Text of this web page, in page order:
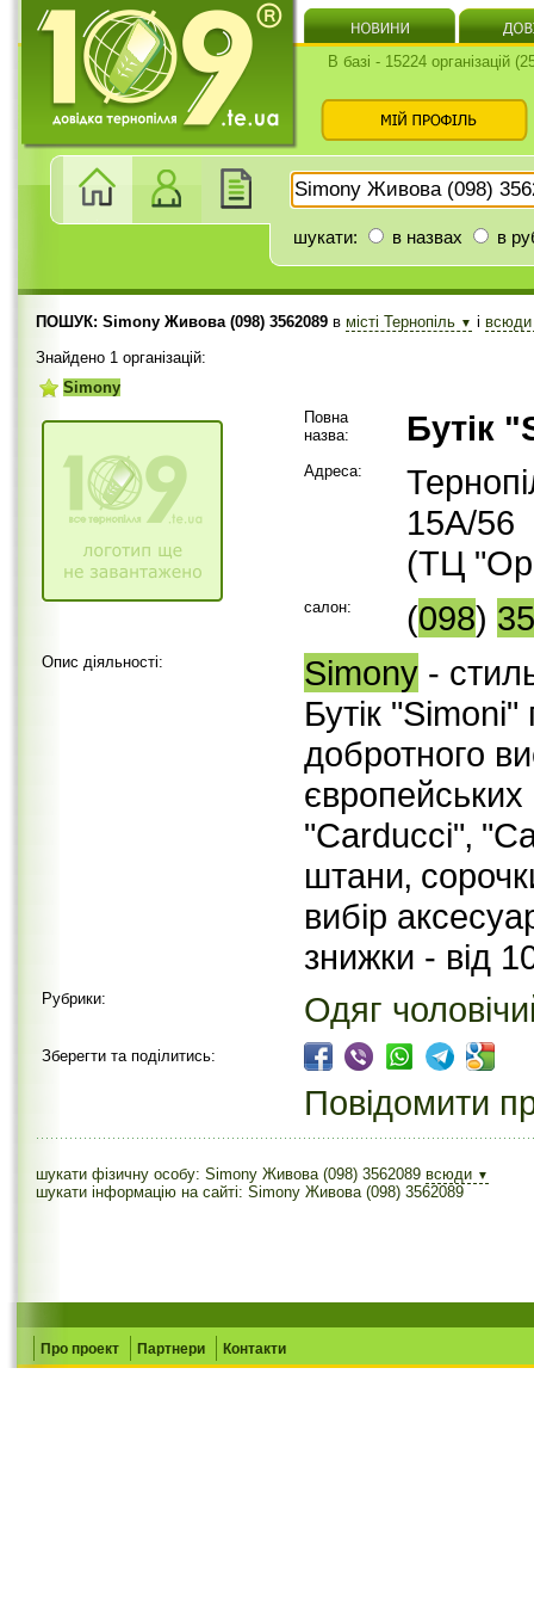
В базі - 15224 організацій
шукати: в назвах в
ПОШУК: Simony Живова (098) 3562089 в місті Тернопіль ▼ і
Знайдено 1 організацій:
Simony
Повна
назва:
Бутік
Адреса:
15А/56
(ТЦ
салон: (098)
Опис діяльності: Simony -
Бутік
добротного
"Carducci"‚
штани‚
вибір
знижки - від
Рубрики: Одяг
Зберегти та поділитись:
Повідомити
шукати фізичну особу: Simony Живова (098) 3562089 всюди ▼
шукати інформацію на сайті: Simony Живова (098) 3562089
Про проект Партнери Контакти